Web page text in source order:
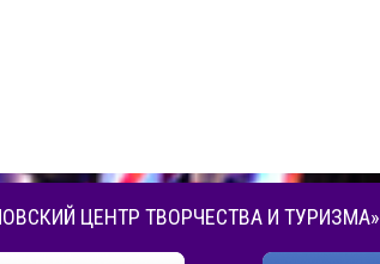
ЦЕНТР ТВОРЧЕСТВА И ТУРИЗМА»